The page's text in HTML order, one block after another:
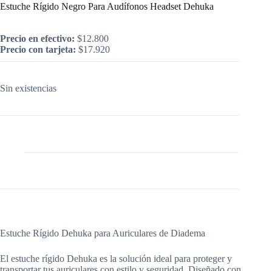
Estuche Rígido Negro Para Audífonos Headset Dehuka
Precio en efectivo: $12.800
Precio con tarjeta: $17.920
Sin existencias
Estuche Rígido Dehuka para Auriculares de Diadema
El estuche rígido Dehuka es la solución ideal para proteger y